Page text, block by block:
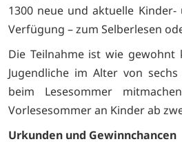
1300 neue und aktuelle
Verfügung – zum Selberlesen
Die Teilnahme ist wie gewohnt
Jugendliche im Alter von
beim Lesesommer
Vorlesesommer an Kinder ab
Urkunden und Gewinnchancen